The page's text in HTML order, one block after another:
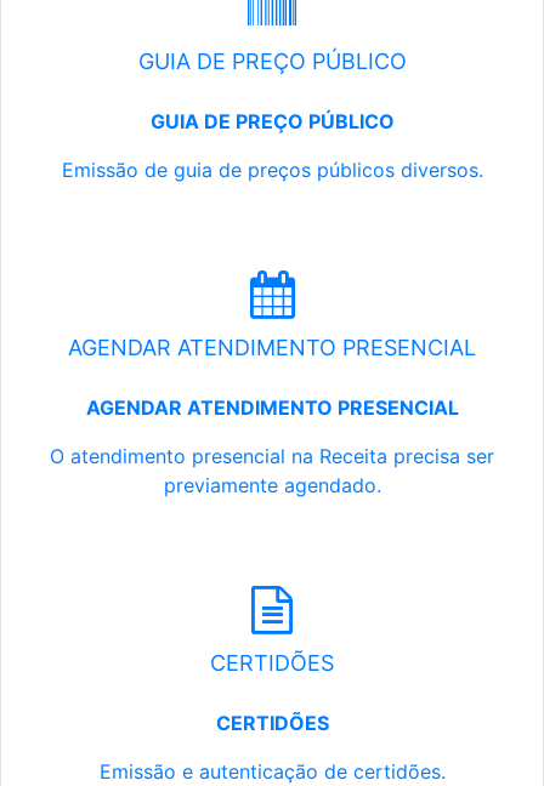
GUIA DE PREÇO PÚBLICO
GUIA DE PREÇO PÚBLICO
Emissão de guia de preços públicos diversos.
AGENDAR ATENDIMENTO PRESENCIAL
AGENDAR ATENDIMENTO PRESENCIAL
O atendimento presencial na Receita precisa ser
previamente agendado.
CERTIDÕES
CERTIDÕES
Emissão e autenticação de certidões.